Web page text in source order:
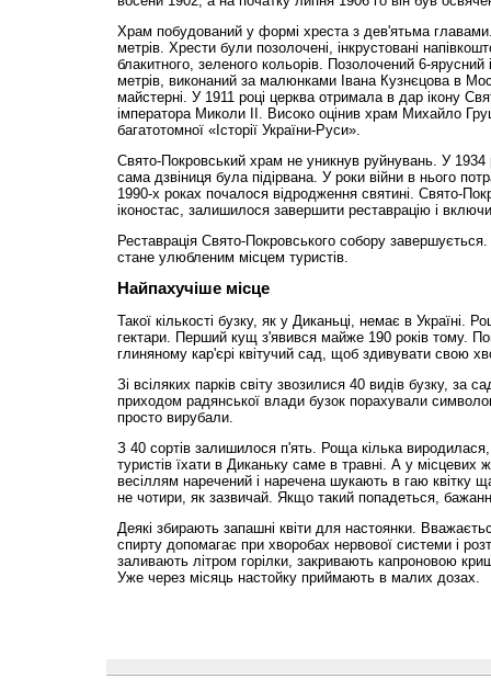
Храм побудований у формі хреста з дев'ятьма
метрів. Хрести були позолочені, інкрустовані
блакитного, зеленого кольорів. Позолочений 6-
метрів, виконаний за малюнками Івана Кузнєцова в
майстерні. У 1911 році церква отримала в дар ікону
імператора Миколи II. Високо оцінив храм Михайло
багатотомної «Історії України-Руси».
Свято-Покровський храм не уникнув руйнувань. У 1934
сама дзвіниця була підірвана. У роки війни в нього
1990-х роках почалося відродження святині. Свято-
іконостас, залишилося завершити реставрацію і
Реставрація Свято-Покровського собору
стане улюбленим місцем туристів.
Найпахучіше місце
Такої кількості бузку, як у Диканьці, немає в Україні.
гектари. Перший кущ з'явився майже 190 років тому.
глиняному кар'єрі квітучий сад, щоб здивувати свою
Зі всіляких парків світу звозилися 40 видів бузку, за
приходом радянської влади бузок порахували
просто вирубали.
З 40 сортів залишилося п'ять. Роща кілька
туристів їхати в Диканьку саме в травні. А у місцевих
весіллям наречений і наречена шукають в гаю квітку
не чотири, як зазвичай. Якщо такий попадеться,
Деякі збирають запашні квіти для настоянки.
спирту допомагає при хворобах нервової системи і
заливають літром горілки, закривають капроновою
Уже через місяць настойку приймають в малих дозах.